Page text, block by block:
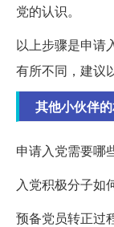
党的认识。
以上步骤是申请
有所不同，建议
其他小伙伴
申请入党需要哪
入党积极分子如
预备党员转正过